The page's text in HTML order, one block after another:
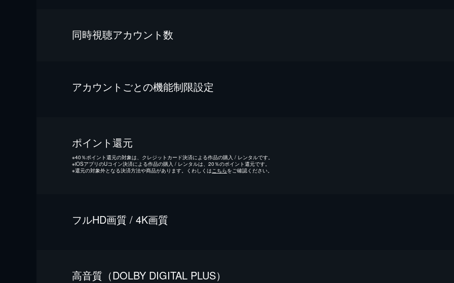
同時視聴アカウント数
アカウントごとの機能制限設定
ポイント還元
※40％ポイント還元の対象は、クレジットカード決済による作品の購入 / レンタルです。
※iOSアプリのUコイン決済による作品の購入 / レンタルは、20％のポイント還元です。
※還元の対象外となる決済方法や商品があります。くわしくは こちらをご確認ください。
フルHD画質 / 4K画質
⾼⾳質（DOLBY DIGITAL PLUS）